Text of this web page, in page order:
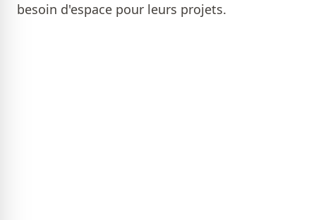
besoin d'espace pour leurs projets.